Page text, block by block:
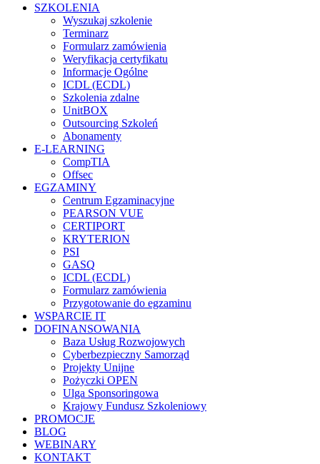
SZKOLENIA
Wyszukaj szkolenie
Terminarz
Formularz zamówienia
Weryfikacja certyfikatu
Informacje Ogólne
ICDL (ECDL)
Szkolenia zdalne
UnitBOX
Outsourcing Szkoleń
Abonamenty
E-LEARNING
CompTIA
Offsec
EGZAMINY
Centrum Egzaminacyjne
PEARSON VUE
CERTIPORT
KRYTERION
PSI
GASQ
ICDL (ECDL)
Formularz zamówienia
Przygotowanie do egzaminu
WSPARCIE IT
DOFINANSOWANIA
Baza Usług Rozwojowych
Cyberbezpieczny Samorząd
Projekty Unijne
Pożyczki OPEN
Ulga Sponsoringowa
Krajowy Fundusz Szkoleniowy
PROMOCJE
BLOG
WEBINARY
KONTAKT